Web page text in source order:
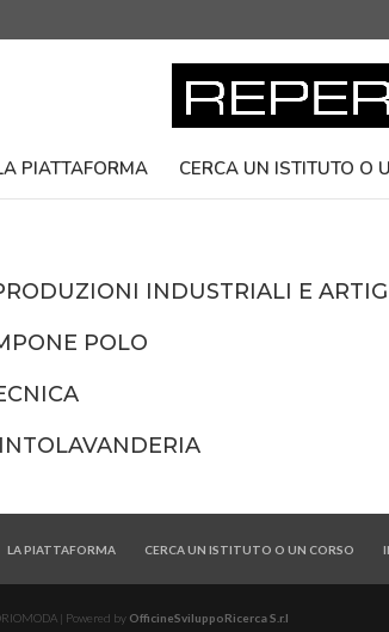
PIATTAFORMA CERCA UN ISTITUTO O
INDUSTRIALI E
POLO
LA PIATTAFORMA CERCA UN ISTITUTO O UN CORSO
| Powered by OfficineSviluppoRicerca S.r.l